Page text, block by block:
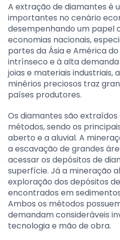
A extração de diamantes é
importantes no cenário
desempenhando um papel
economias nacionais,
partes da Ásia e América
intrínseco e à alta
joias e materiais industriais,
minérios preciosos traz
países produtores.
Os diamantes são
métodos, sendo os
aberto e a aluvial. A
a escavação de grandes
acessar os depósitos de
superfície. Já a mineração
exploração dos depósitos
encontrados em
Ambos os métodos
demandam consideráveis
tecnologia e mão de obra.